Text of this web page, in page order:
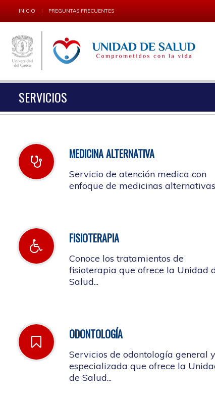
INICIO PREGUNTAS FRECUENTES
SERVICIOS
MEDICINA ALTERNATIVA
Servicio de atención medica con
enfoque de medicinas alternativas
FISIOTERAPIA
Conoce los tratamientos de
fisioterapia que ofrece la Unidad
Salud...
ODONTOLOGÍA
Servicios de odontología general y
especializada que ofrece la
de Salud...